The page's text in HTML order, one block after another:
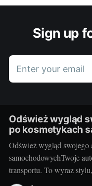
Sign up
Enter your email
Odśwież wygląd
po kosmetykach
Odśwież wygląd swojego
samochodowychTwoje
transportu. To wyraz
Dbanie o wygląd